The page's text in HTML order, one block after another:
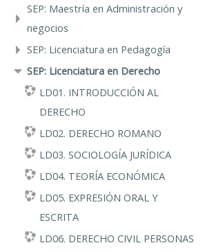
SEP: Maestría en Administración y
negocios
SEP: Licenciatura en Pedagogía
SEP: Licenciatura en Derecho
LD01. INTRODUCCIÓN AL
DERECHO
LD02. DERECHO ROMANO
LD03. SOCIOLOGÍA JURÍDICA
LD04. TEORÍA ECONÓMICA
LD05. EXPRESIÓN ORAL Y
ESCRITA
LD06. DERECHO CIVIL PERSONAS